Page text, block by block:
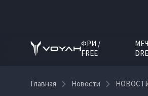
ФРИ /
FREE
Главная Новости